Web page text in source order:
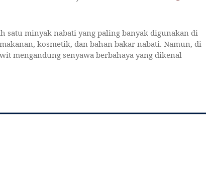
satu minyak nabati yang paling banyak digunakan di
kosmetik, dan bahan bakar nabati. Namun, di
mengandung senyawa berbahaya yang dikenal